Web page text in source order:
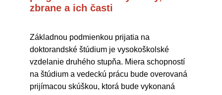
zbrane a ich časti
Základnou podmienkou prijatia na
doktorandské štúdium je vysokoškolské
vzdelanie druhého stupňa. Miera schopností
na štúdium a vedeckú prácu bude overovaná
prijímacou skúškou, ktorá bude vykonaná